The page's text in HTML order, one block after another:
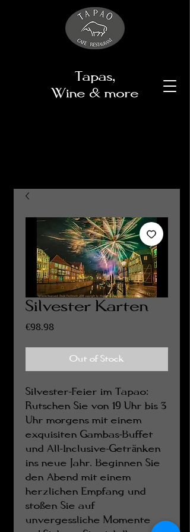
Tapas,
Wine & more
Silvester Karten
€98.98
Out of Stock
Silvester-Feier im Tapao:
Rutschen Sie von 19 Uhr bis 3
Uhr morgens mit einem
exquisiten Gambas-Buffet
und All-Inclusive-Getränken
ins neue Jahr. Beginnen Sie
den Abend mit einem
herzlichen Empfang und
stoßen Sie auf
unvergessliche Momente